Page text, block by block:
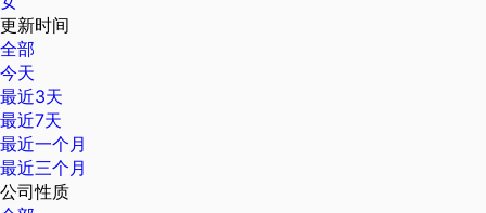
更新时间
全部
今天
最近3天
最近7天
最近一个月
最近三个月
公司性质